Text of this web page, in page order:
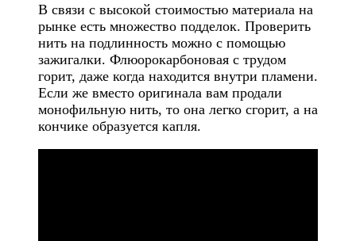
В связи с высокой стоимостью материала на
рынке есть множество подделок. Проверить
нить на подлинность можно с помощью
зажигалки. Флюорокарбоновая с трудом
горит, даже когда находится внутри пламени.
Если же вместо оригинала вам продали
монофильную нить, то она легко сгорит, а на
кончике образуется капля.